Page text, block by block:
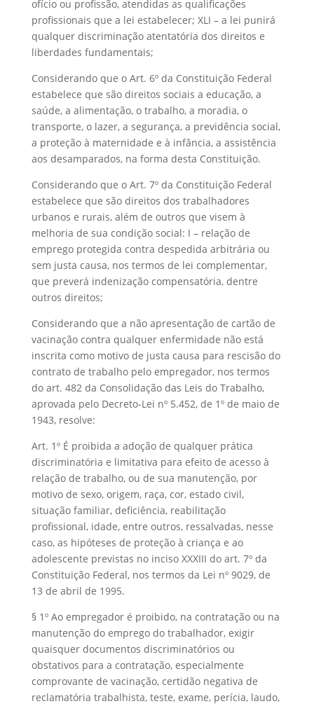
ofício ou profissão, atendidas as qualificações
profissionais que a lei estabelecer; XLI – a lei punirá
qualquer discriminação atentatória dos direitos e
liberdades fundamentais;
Considerando que o Art. 6º da Constituição Federal
estabelece que são direitos sociais a educação, a
saúde, a alimentação, o trabalho, a moradia, o
transporte, o lazer, a segurança, a previdência social,
a proteção à maternidade e à infância, a assistência
aos desamparados, na forma desta Constituição.
Considerando que o Art. 7º da Constituição Federal
estabelece que são direitos dos trabalhadores
urbanos e rurais, além de outros que visem à
melhoria de sua condição social: I – relação de
emprego protegida contra despedida arbitrária ou
sem justa causa, nos termos de lei complementar,
que preverá indenização compensatória, dentre
outros direitos;
Considerando que a não apresentação de cartão de
vacinação contra qualquer enfermidade não está
inscrita como motivo de justa causa para rescisão do
contrato de trabalho pelo empregador, nos termos
do art. 482 da Consolidação das Leis do Trabalho,
aprovada pelo Decreto-Lei nº 5.452, de 1º de maio de
1943, resolve:
Art. 1º É proibida a adoção de qualquer prática
discriminatória e limitativa para efeito de acesso à
relação de trabalho, ou de sua manutenção, por
motivo de sexo, origem, raça, cor, estado civil,
situação familiar, deficiência, reabilitação
profissional, idade, entre outros, ressalvadas, nesse
caso, as hipóteses de proteção à criança e ao
adolescente previstas no inciso XXXIII do art. 7º da
Constituição Federal, nos termos da Lei nº 9029, de
13 de abril de 1995.
§ 1º Ao empregador é proibido, na contratação ou na
manutenção do emprego do trabalhador, exigir
quaisquer documentos discriminatórios ou
obstativos para a contratação, especialmente
comprovante de vacinação, certidão negativa de
reclamatória trabalhista, teste, exame, perícia, laudo,